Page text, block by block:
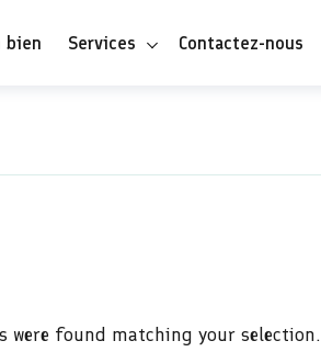
bien Services Contactez-nous
were found matching your selection.